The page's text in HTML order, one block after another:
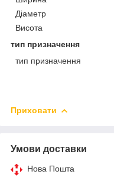
Діаметр
Висота
тип призначення
тип призначення
Приховати
Умови доставки
Нова Пошта